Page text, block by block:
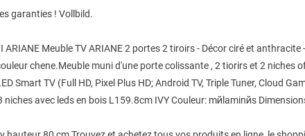
garanties ! Vollbild.
ARIANE Meuble TV ARIANE 2 portes 2 tiroirs - Décor ciré et
chene.Meuble muni d'une porte colissante , 2 tiorirs et 2
Smart TV (Full HD, Pixel Plus HD; Android TV, Triple Tuner, Cloud
niches avec leds en bois L159.8cm IVY Couleur: mйlaminйs